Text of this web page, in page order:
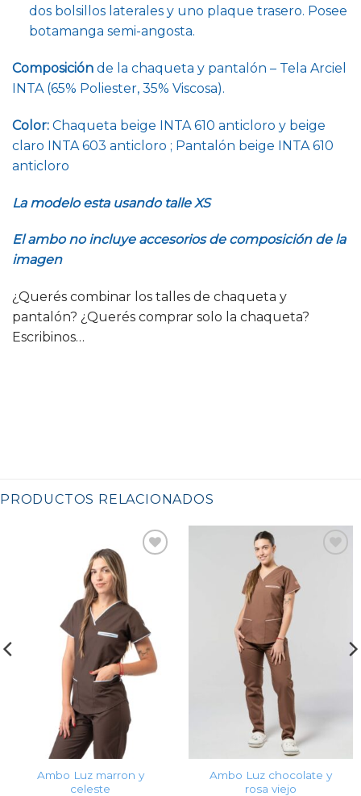
dos bolsillos laterales y uno plaque trasero. Posee
botamanga semi-angosta.
Composición de la chaqueta y pantalón – Tela Arciel
INTA (65% Poliester, 35% Viscosa).
Color: Chaqueta beige INTA 610 anticloro y beige
claro INTA 603 anticloro ; Pantalón beige INTA 610
anticloro
La modelo esta usando talle XS
El ambo no incluye accesorios de composición de la
imagen
¿Querés combinar los talles de chaqueta y
pantalón? ¿Querés comprar solo la chaqueta?
Escribinos…
PRODUCTOS RELACIONADOS
Favoritos
Ambo Luz marron y
celeste
Favoritos
Ambo Luz chocolate y
rosa viejo